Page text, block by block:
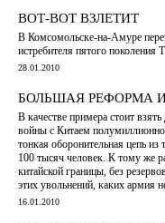
ВОТ-ВОТ ВЗЛЕТИТ
В Комсомольске-на-Амуре
истребителя пятого поколения
28.01.2010
БОЛЬШАЯ РЕФОРМА
В качестве примера стоит
войны с Китаем
тонкая оборонительная цепь из
100 тысяч человек. К тому же
китайской границы, без
этих увольнений, каких армия
16.01.2010